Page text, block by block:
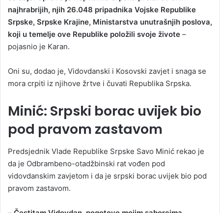
najhrabrijih, njih 26.048 pripadnika Vojske Republike
Srpske, Srpske Krajine, Ministarstva unutrašnjih poslova,
koji u temelje ove Republike položili svoje živote –
pojasnio je Karan.
Oni su, dodao je, Vidovdanski i Kosovski zavjet i snaga se
mora crpiti iz njihove žrtve i čuvati Republika Srpska.
Minić: Srpski borac uvijek bio
pod pravom zastavom
Predsjednik Vlade Republike Srpske Savo Minić rekao je
da je Odbrambeno-otadžbinski rat vođen pod
vidovdanskim zavjetom i da je srpski borac uvijek bio pod
pravom zastavom.